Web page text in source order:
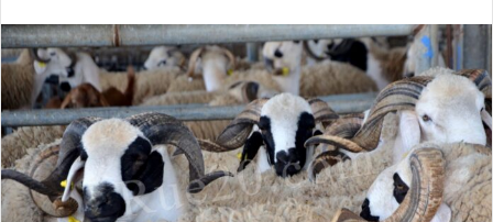
إلكترونيا